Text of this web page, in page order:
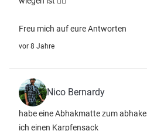
Freu mich auf eure Antworten
vor 8 Jahre
Nico Bernardy
habe eine Abhakmatte zum
ich einen Karpfensack